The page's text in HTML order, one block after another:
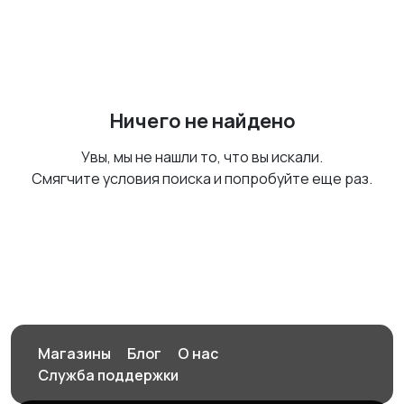
Ничего не найдено
Увы, мы не нашли то, что вы искали.
Смягчите условия поиска и попробуйте еще раз.
Магазины Блог
О нас
Служба поддержки